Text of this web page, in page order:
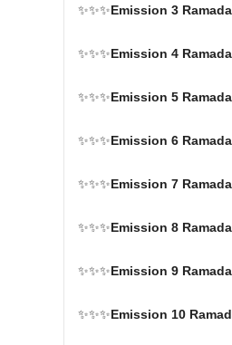
✨✨✨Emission 3
✨✨✨Emission 4
✨✨✨Emission 5
✨✨✨Emission 6
✨✨✨Emission 7
✨✨✨Emission 8
✨✨✨Emission 9
✨✨✨Emission 10